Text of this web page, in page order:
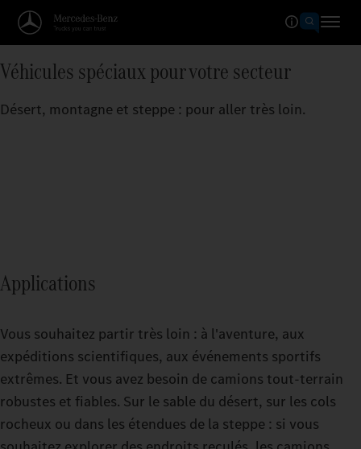
Véhicules spéciaux pour votre secteur
Désert, montagne et steppe : pour aller très loin.
Applications
Vous souhaitez partir très loin : à l'aventure, aux
expéditions scientifiques, aux événements sportifs
extrêmes. Et vous avez besoin de camions tout-terrain
robustes et fiables. Sur le sable du désert, sur les cols
rocheux ou dans les étendues de la steppe : si vous